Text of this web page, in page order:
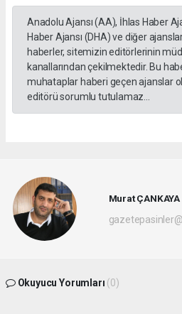
Anadolu Ajansı (AA), İhlas Haber
Haber Ajansı (DHA) ve diğer
haberler, sitemizin editörlerinin
kanallarından çekilmektedir. Bu
muhataplar haberi geçen ajanslar
editörü sorumlu tutulamaz...
Murat ÇANKAYA
Okuyucu Yorumları (0)